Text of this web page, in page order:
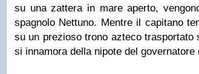
su una zattera in mare aperto,
spagnolo Nettuno. Mentre il capitano
su un prezioso trono azteco trasportato
si innamora della nipote del